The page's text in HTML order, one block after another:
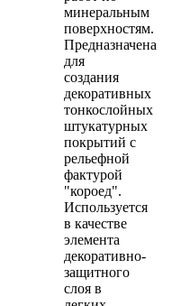
минеральным
поверхностям.
Предназначена
для
создания
декоративных
тонкослойных
штукатурных
покрытий с
рельефной
фактурой
"короед".
Используется
в качестве
элемента
декоративно-
защитного
слоя в